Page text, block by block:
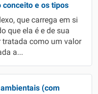
conceito e os tipos
que carrega em si
que ela é e de sua
tratada como um valor
a...
(com